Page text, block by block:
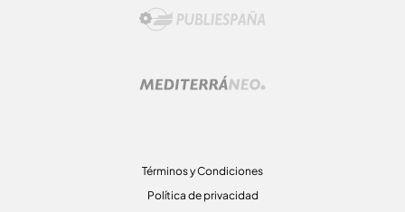
Términos y Condiciones
Política de privacidad